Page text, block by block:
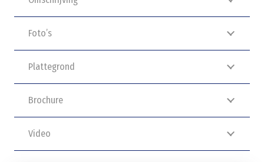
Foto’s
Plattegrond
Brochure
Video